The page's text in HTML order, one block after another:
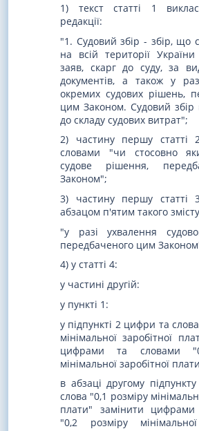
1) текст статті 1
редакції:
"1. Судовий збір - збір, що
на всій території
заяв, скарг до суду, за
документів, а також у
окремих судових рішень,
цим Законом. Судовий збір
до складу судових витрат";
2) частину першу статті
словами "чи стосовно
судове рішення,
Законом";
3) частину першу статті
абзацом п'ятим такого
"у разі ухвалення
передбаченого цим
4) у статті 4:
у частині другій:
у пункті 1:
у підпункті 2 цифри та
мінімальної заробітної
цифрами та словами
мінімальної заробітної
в абзаці другому
слова "0,1 розміру
плати" замінити
"0,2 розміру